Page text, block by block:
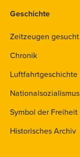
Geschichte
Zeitzeugen gesucht
Chronik
Luftfahrtgeschichte
Nationalsozialismus
Symbol der Freiheit
Historisches Archiv